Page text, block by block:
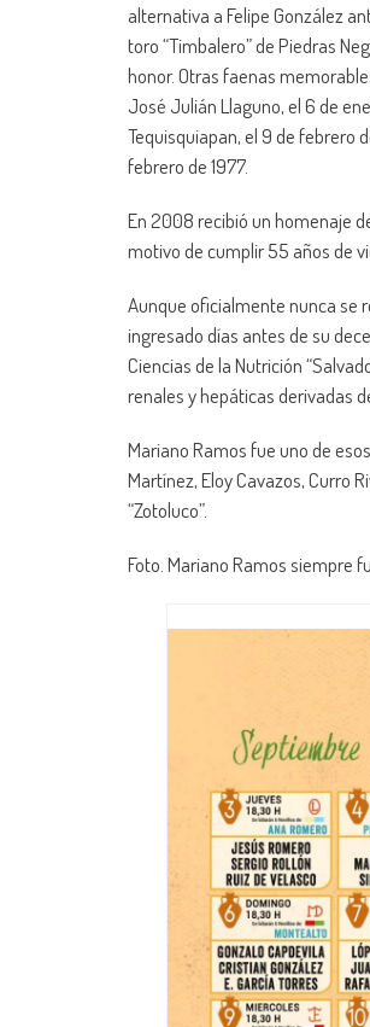
alternativa a Felipe González
toro “Timbalero” de Piedras
honor. Otras faenas
José Julián Llaguno, el 6 de
Tequisquiapan, el 9 de febrero
febrero de 1977.
En 2008 recibió un homenaje
motivo de cumplir 55 años de
Aunque oficialmente nunca se
ingresado días antes de su
Ciencias de la Nutrición
renales y hepáticas derivadas
Mariano Ramos fue uno de
Martínez, Eloy Cavazos, Curro
“Zotoluco”.
Foto. Mariano Ramos siempre